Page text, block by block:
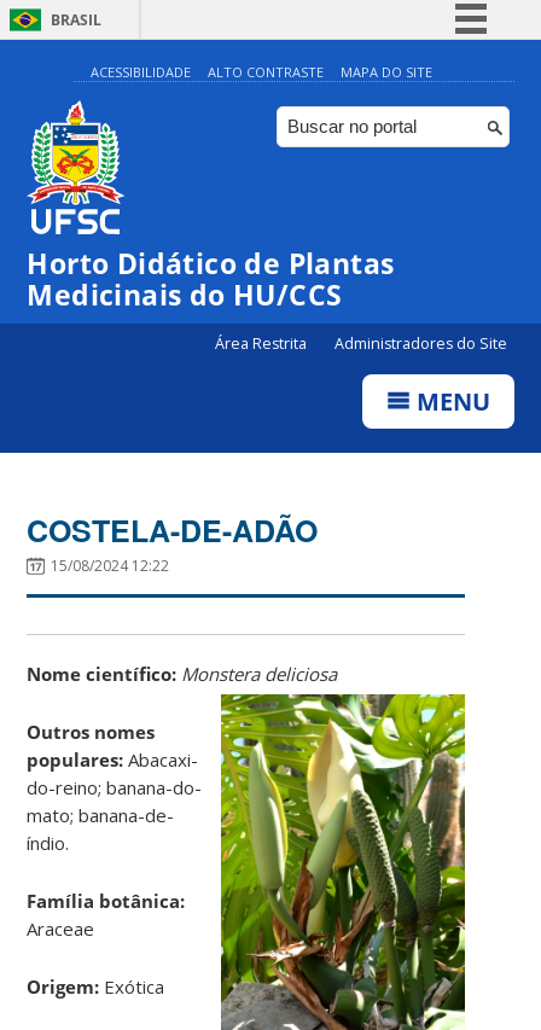
BRASIL
Simplifique!
Comunica BR
Participe
Canais
ACESSIBILIDADE ALTO CONTRASTE MAPA DO SITE
Horto Didático de Plantas
Medicinais do HU/CCS
Área Restrita Administradores do Site
MENU
COSTELA-DE-ADÃO
15/08/2024 12:22
Nome científico: Monstera deliciosa
Outros nomes
populares:Abacaxi-
do-reino; banana-do-
mato; banana-de-
índio.
Família botânica:
Araceae
Origem: Exótica